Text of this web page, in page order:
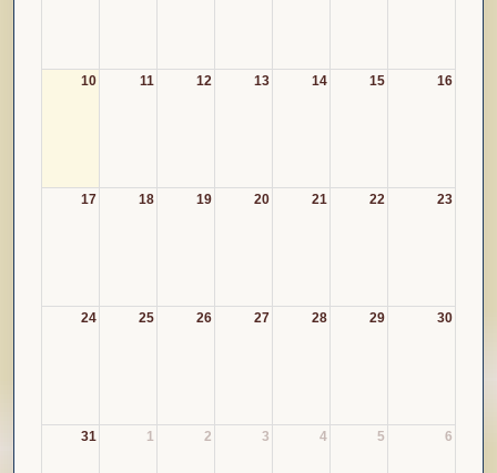
10 11 12 13 14 15 16
17 18 19 20 21 22 23
24 25 26 27 28 29 30
31 1 2 3 4 5 6